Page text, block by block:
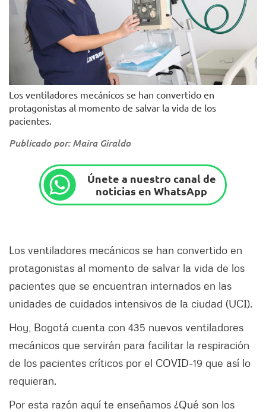
Los ventiladores mecánicos se han convertido en
protagonistas al momento de salvar la vida de los
pacientes.
Publicado por: Maira Giraldo
Únete a nuestro canal de
noticias en WhatsApp
Los ventiladores mecánicos se han convertido en
protagonistas al momento de salvar la vida de los
pacientes que se encuentran internados en las
unidades de cuidados intensivos de la ciudad (UCI).
Hoy, Bogotá cuenta con 435 nuevos ventiladores
mecánicos que servirán para facilitar la respiración
de los pacientes críticos por el COVID-19 que así lo
requieran.
Por esta razón aquí te enseñamos ¿Qué son los